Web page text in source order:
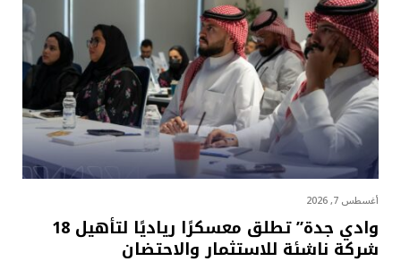
أغسطس 7, 2026
وادي جدة” تطلق معسكرًا رياديًا لتأهيل 18
شركة ناشئة للاستثمار والاحتضان